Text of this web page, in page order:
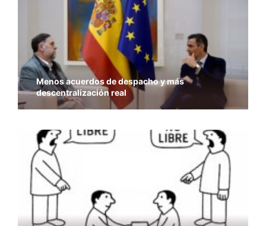
Menos acuerdos de despacho y más
descentralización real